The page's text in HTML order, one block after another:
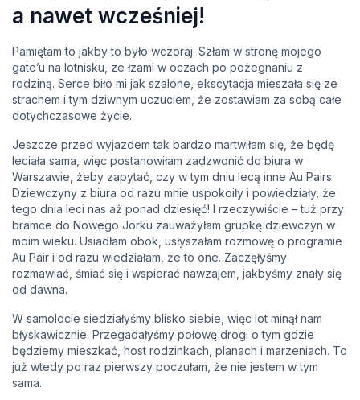
a nawet wcześniej!
Pamiętam to jakby to było wczoraj. Szłam w stronę mojego
gate’u na lotnisku, ze łzami w oczach po pożegnaniu z
rodziną. Serce biło mi jak szalone, ekscytacja mieszała się ze
strachem i tym dziwnym uczuciem, że zostawiam za sobą całe
dotychczasowe życie.
Jeszcze przed wyjazdem tak bardzo martwiłam się, że będę
leciała sama, więc postanowiłam zadzwonić do biura w
Warszawie, żeby zapytać, czy w tym dniu lecą inne Au Pairs.
Dziewczyny z biura od razu mnie uspokoiły i powiedziały, że
tego dnia leci nas aż ponad dziesięć! I rzeczywiście – tuż przy
bramce do Nowego Jorku zauważyłam grupkę dziewczyn w
moim wieku. Usiadłam obok, usłyszałam rozmowę o programie
Au Pair i od razu wiedziałam, że to one. Zaczęłyśmy
rozmawiać, śmiać się i wspierać nawzajem, jakbyśmy znały się
od dawna.
W samolocie siedziałyśmy blisko siebie, więc lot minął nam
błyskawicznie. Przegadałyśmy połowę drogi o tym gdzie
będziemy mieszkać, host rodzinkach, planach i marzeniach. To
już wtedy po raz pierwszy poczułam, że nie jestem w tym
sama.